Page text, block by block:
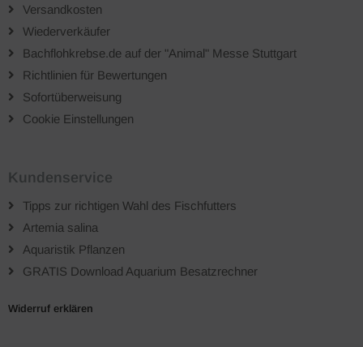
Versandkosten
Wiederverkäufer
Bachflohkrebse.de auf der "Animal" Messe Stuttgart
Richtlinien für Bewertungen
Sofortüberweisung
Cookie Einstellungen
Kundenservice
Tipps zur richtigen Wahl des Fischfutters
Artemia salina
Aquaristik Pflanzen
GRATIS Download Aquarium Besatzrechner
Widerruf erklären